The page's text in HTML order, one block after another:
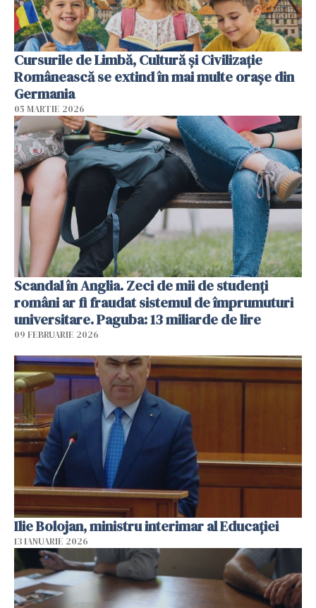
Cursurile de Limbă, Cultură și Civilizație
Românească se extind în mai multe orașe din
Germania
05 MARTIE 2026
Scandal în Anglia. Zeci de mii de studenți
români ar fi fraudat sistemul de împrumuturi
universitare. Paguba: 13 miliarde de lire
09 FEBRUARIE 2026
Ilie Bolojan, ministru interimar al Educaţiei
13 IANUARIE 2026